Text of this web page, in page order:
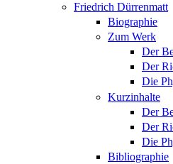
Friedrich Dürrenmatt
Biographie
Zum Werk
Der
Der
Die
Kurzinhalte
Der
Der
Die
Bibliographie